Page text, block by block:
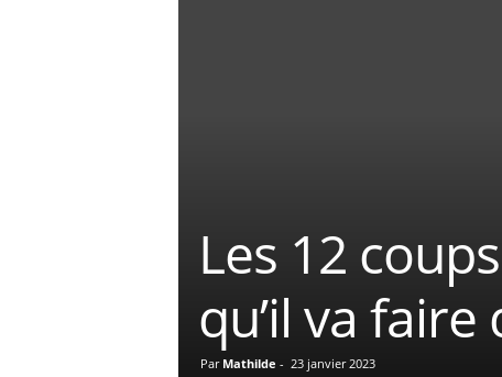
Les 12
qu’il va faire
Par Mathilde - 23 janvier 2023